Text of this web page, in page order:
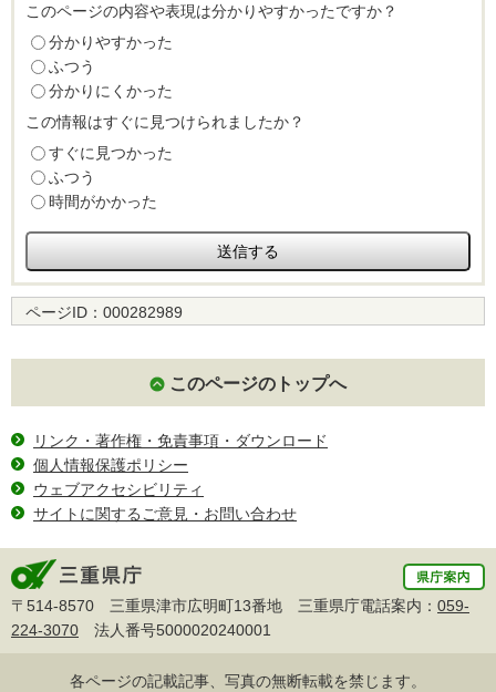
このページの内容や表現は分かりやすかったですか？
分かりやすかった
ふつう
分かりにくかった
この情報はすぐに見つけられましたか？
すぐに見つかった
ふつう
時間がかかった
ページID： 000282989
このページのトップへ
リンク・著作権・免責事項・ダウンロード
個人情報保護ポリシー
ウェブアクセシビリティ
サイトに関するご意見・お問い合わせ
〒514-8570 三重県津市広明町13番地 三重県庁電話案内： 059-
224-3070 法人番号5000020240001
各ページの記載記事、写真の無断転載を禁じます。